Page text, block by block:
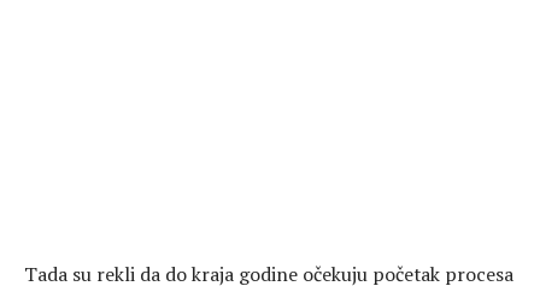
Tada su rekli da do kraja godine očekuju početak procesa